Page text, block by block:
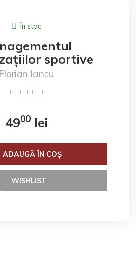
În stoc
sportive
Florian Iancu
4900lei
ADAUGĂ ÎN COŞ
WISHLIST